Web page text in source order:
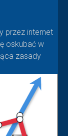
przez internet
oskubać w
zasady